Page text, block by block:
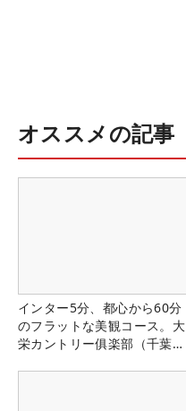
オススメの記事
インター5分、都心から60分
のフラットな美観コース。大
栄カントリー俱楽部（千葉